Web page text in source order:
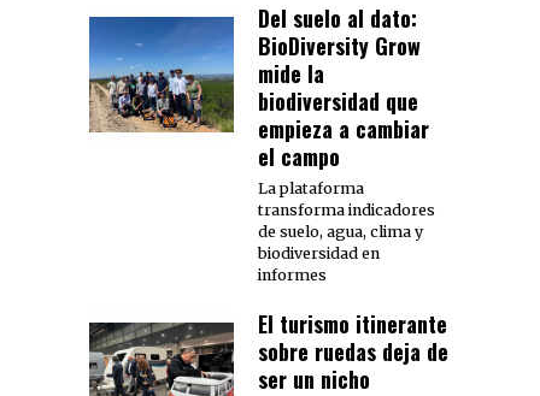
Del suelo al dato:
BioDiversity Grow
mide la
biodiversidad que
empieza a cambiar
el campo
La plataforma
transforma indicadores
de suelo, agua, clima y
biodiversidad en
informes
El turismo itinerante
sobre ruedas deja de
ser un nicho